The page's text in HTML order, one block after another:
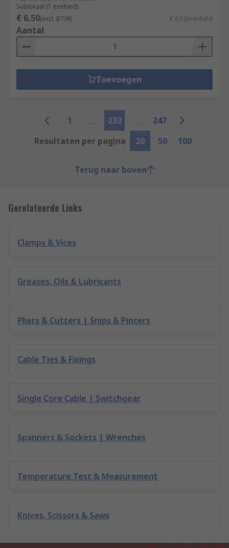
Subtotaal (1 eenheid)
€ 6,50(excl. BTW) € 6,50/eenheid
Aantal
Toevoegen
1 233
247
Resultaten per pagina
20 50 100
Terug naar boven
Gerelateerde Links
Clamps & Vices
Greases, Oils & Lubricants
Pliers & Cutters | Snips & Pincers
Cable Ties & Fixings
Single Core Cable | Switchgear
Spanners & Sockets | Wrenches
Temperature Test & Measurement
Knives, Scissors & Saws